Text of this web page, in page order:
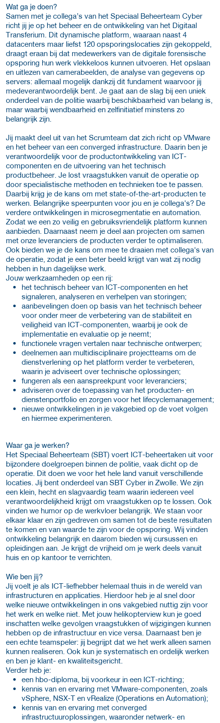
Wat ga je doen?
Samen met je collega’s van het Speciaal Beheerteam Cyber
richt jij je op het beheer en de ontwikkeling van het Digitaal
Transferium. Dit dynamische platform, waaraan naast 4
datacenters maar liefst 120 opsporingslocaties zijn gekoppeld,
draagt eraan bij dat medewerkers van de digitale forensische
opsporing hun werk vlekkeloos kunnen uitvoeren. Het opslaan
en uitlezen van camerabeelden, de analyse van gegevens op
servers: allemaal mogelijk dankzij dit fundament waarvoor jij
medeverantwoordelijk bent. Je gaat aan de slag bij een uniek
onderdeel van de politie waarbij beschikbaarheid van belang is,
maar waarbij wendbaarheid en zelfinitiatief minstens zo
belangrijk zijn.
Jij maakt deel uit van het Scrumteam dat zich richt op VMware
en het beheer van een converged infrastructure. Daarin ben je
verantwoordelijk voor de productontwikkeling van ICT-
componenten en de uitvoering van het technisch
productbeheer. Je lost vraagstukken vanuit de operatie op
door specialistische methoden en technieken toe te passen.
Daarbij krijg je de kans om met state-of-the-art-producten te
werken. Belangrijke speerpunten voor jou en je collega's? De
verdere ontwikkelingen in microsegmentatie en automation.
Zodat we een zo veilig en gebruiksvriendelijk platform kunnen
aanbieden. Daarnaast neem je deel aan projecten om samen
met onze leveranciers de producten verder te optimaliseren.
Ook bieden we je de kans om mee te draaien met collega's van
de operatie, zodat je een beter beeld krijgt van wat zij nodig
hebben in hun dagelijkse werk.
Jouw werkzaamheden op een rij:
het technisch beheer van ICT-componenten en het
signaleren, analyseren en verhelpen van storingen;
aanbevelingen doen op basis van het technisch beheer
voor onder meer de verbetering van de stabiliteit en
veiligheid van ICT-componenten, waarbij je ook de
implementatie en evaluatie op je neemt;
functionele vragen vertalen naar technische ontwerpen;
deelnemen aan multidisciplinaire projectteams om de
dienstverlening op het platform verder te verbeteren,
waarin je adviseert over technische oplossingen;
fungeren als een aanspreekpunt voor leveranciers;
adviseren over de toepassing van het producten- en
dienstenportfolio en zorgen voor het lifecyclemanagement;
nieuwe ontwikkelingen in je vakgebied op de voet volgen
en hiermee experimenteren.
Waar ga je werken?
Het Speciaal Beheerteam (SBT) voert ICT-beheertaken uit voor
bijzondere doelgroepen binnen de politie, vaak dicht op de
operatie. Dit doen we voor het hele land vanuit verschillende
locaties. Jij bent onderdeel van SBT Cyber in Zwolle. We zijn
een klein, hecht en slagvaardig team waarin iedereen veel
verantwoordelijkheid krijgt om vraagstukken op te lossen. Ook
vinden we humor op de werkvloer belangrijk. We staan voor
elkaar klaar en zijn gedreven om samen tot de beste resultaten
te komen en van waarde te zijn voor de opsporing. Wij vinden
ontwikkeling belangrijk en daarom bieden wij cursussen en
opleidingen aan. Je krijgt de vrijheid om je werk deels vanuit
huis en op kantoor te verrichten.
Wie ben jij?
Jij voelt je als ICT-liefhebber helemaal thuis in de wereld van
infrastructuren en applicaties. Hierdoor heb je al snel door
welke nieuwe ontwikkelingen in ons vakgebied nuttig zijn voor
het werk en welke niet. Met jouw helikopterview kun je goed
inschatten welke gevolgen vraagstukken of wijzigingen kunnen
hebben op de infrastructuur en vice versa. Daarnaast ben je
een echte teamspeler: jij begrijpt dat we het werk alleen samen
kunnen realiseren. Ook kun je systematisch en ordelijk werken
en ben je klant- en kwaliteitsgericht.
Verder heb je:
een hbo-diploma, bij voorkeur in een ICT-richting;
kennis van en ervaring met VMware-componenten, zoals
vSphere, NSX-T en vRealize (Operations en Automation);
kennis van en ervaring met converged
infrastructuuroplossingen, waaronder netwerk- en